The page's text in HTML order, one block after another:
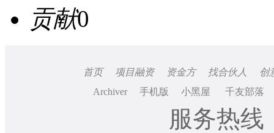
贡献0
首页 项目融资 资金方 找合伙人
创
Archiver
手机版 小黑屋 千友部落
服务热线